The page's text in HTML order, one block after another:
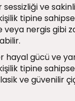
sessizliği ve
tipine
veya nergis gibi
hayal gücü ve
tipine
ve güvenilir